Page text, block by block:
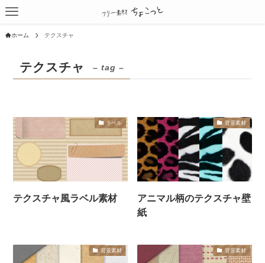
ホーム テクスチャ
テクスチャ – tag –
ラベル
テクスチャ風ラベル素材
背景素材
アニマル柄のテクスチャ壁
紙
背景素材 背景素材